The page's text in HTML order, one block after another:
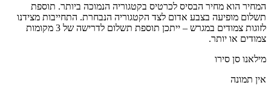
עד
המחיר הוא מחיר הבסיס לכרטיס בקטגוריה הנמוכה ביותר. תוספת
תשלום מופיעה בצבע אדום לצד הקטגוריה הנבחרת. התחייבות מצידנו
לזוגות צמודים במגרש – ייתכן תוספת תשלום לדרישה של 3 מקומות
צמודים או יותר.
מילאנו סן סירו
אין תמונה